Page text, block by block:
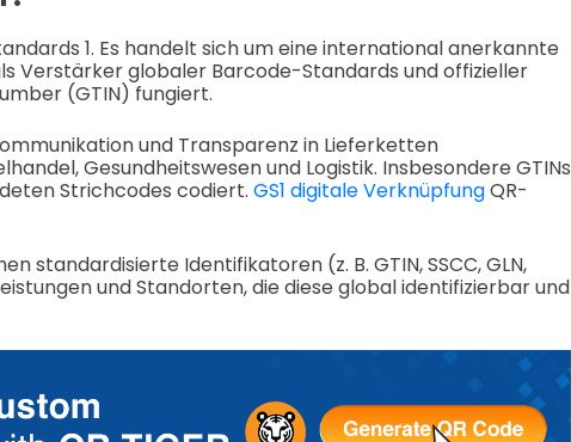
1. Es handelt sich um eine international anerkannte
Verstärker globaler Barcode-Standards und offizieller
(GTIN) fungiert.
und Transparenz in Lieferketten
Gesundheitswesen und Logistik. Insbesondere GTINs
Strichcodes codiert. GS1 digitale VerknüpfungQR-
standardisierte Identifikatoren (z. B. GTIN, SSCC, GLN,
und Standorten, die diese global identifizierbar und